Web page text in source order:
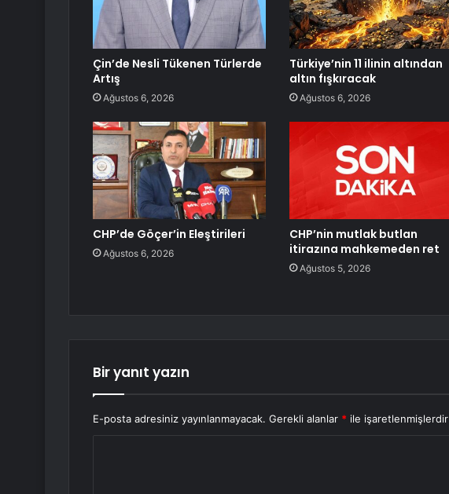
Çin’de Nesli Tükenen Türlerde
Artış
Ağustos 6, 2026
Türkiye’nin 11 ilinin altından
altın fışkıracak
Ağustos 6, 2026
CHP’de Göçer’in Eleştirileri
Ağustos 6, 2026
CHP’nin mutlak butlan
itirazına mahkemeden ret
Ağustos 5, 2026
Bir yanıt yazın
E-posta adresiniz yayınlanmayacak. Gerekli alanlar * ile işaretlenmişlerdir